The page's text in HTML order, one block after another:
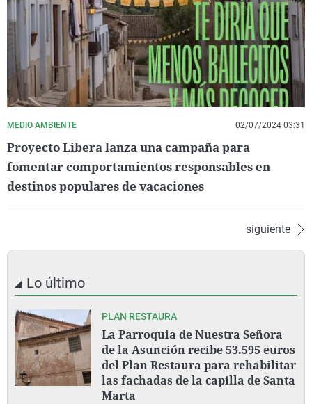
MEDIO AMBIENTE 02/07/2024 03:31
Proyecto Libera lanza una campaña para
fomentar comportamientos responsables en
destinos populares de vacaciones
siguiente
Lo último
PLAN RESTAURA
La Parroquia de Nuestra Señora
de la Asunción recibe 53.595 euros
del Plan Restaura para rehabilitar
las fachadas de la capilla de Santa
Marta